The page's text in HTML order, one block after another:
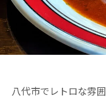
八代市でレトロな雰